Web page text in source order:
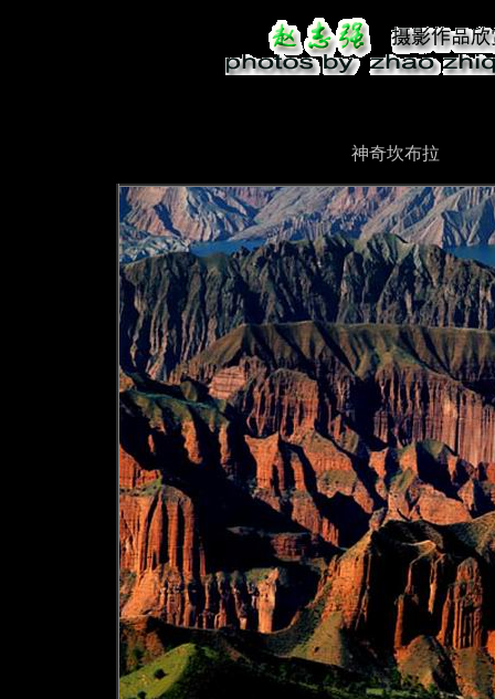
神奇坎布拉